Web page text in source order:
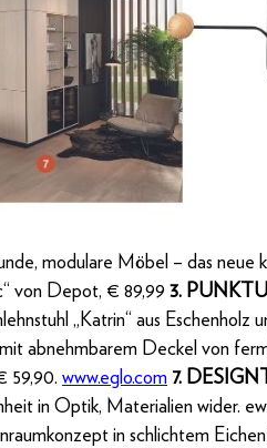
modulare Möbel – das neue
von Depot, € 89,99 3.
„Katrin“ aus
abnehmbarem Deckel von
59,90. www.eglo.com 7.
in Optik, Materialien wider.
in schlichtem